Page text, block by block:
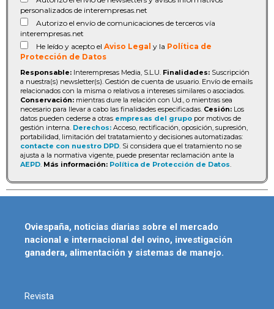
personalizados de interempresas.net
Autorizo el envío de comunicaciones de terceros vía
interempresas.net
He leído y acepto el Aviso Legal y la Política de
Protección de Datos
Responsable: Interempresas Media, S.L.U. Finalidades: Suscripción
a nuestra(s) newsletter(s). Gestión de cuenta de usuario. Envío de emails
relacionados con la misma o relativos a intereses similares o asociados.
Conservación: mientras dure la relación con Ud., o mientras sea
necesario para llevar a cabo las finalidades especificadas. Cesión: Los
datos pueden cederse a otras empresas del grupo por motivos de
gestión interna. Derechos: Acceso, rectificación, oposición, supresión,
portabilidad, limitación del tratatamiento y decisiones automatizadas:
contacte con nuestro DPD. Si considera que el tratamiento no se
ajusta a la normativa vigente, puede presentar reclamación ante la
AEPD. Más información: Política de Protección de Datos.
Oviespaña, noticias diarias sobre el mercado
nacional e internacional del ovino, investigación
ganadera, alimentación y sistemas de manejo.
Revista